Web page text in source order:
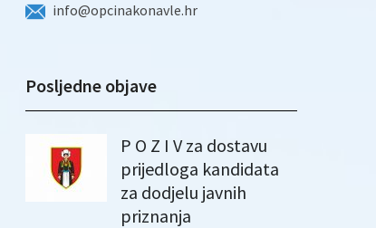
info@opcinakonavle.hr
Posljedne objave
P O Z I V za dostavu
prijedloga kandidata
za dodjelu javnih
priznanja